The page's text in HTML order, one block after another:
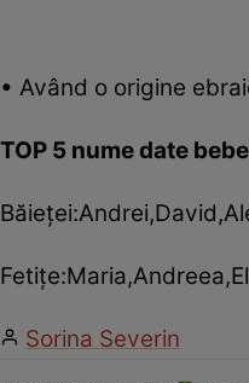
• Având o origine
TOP 5 nume date
Sorina Severin